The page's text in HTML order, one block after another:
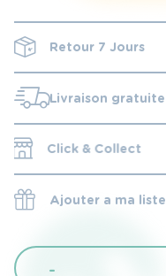
Retour 7 Jours
Livraison
Click & Collect
Ajouter a ma
-
quantité